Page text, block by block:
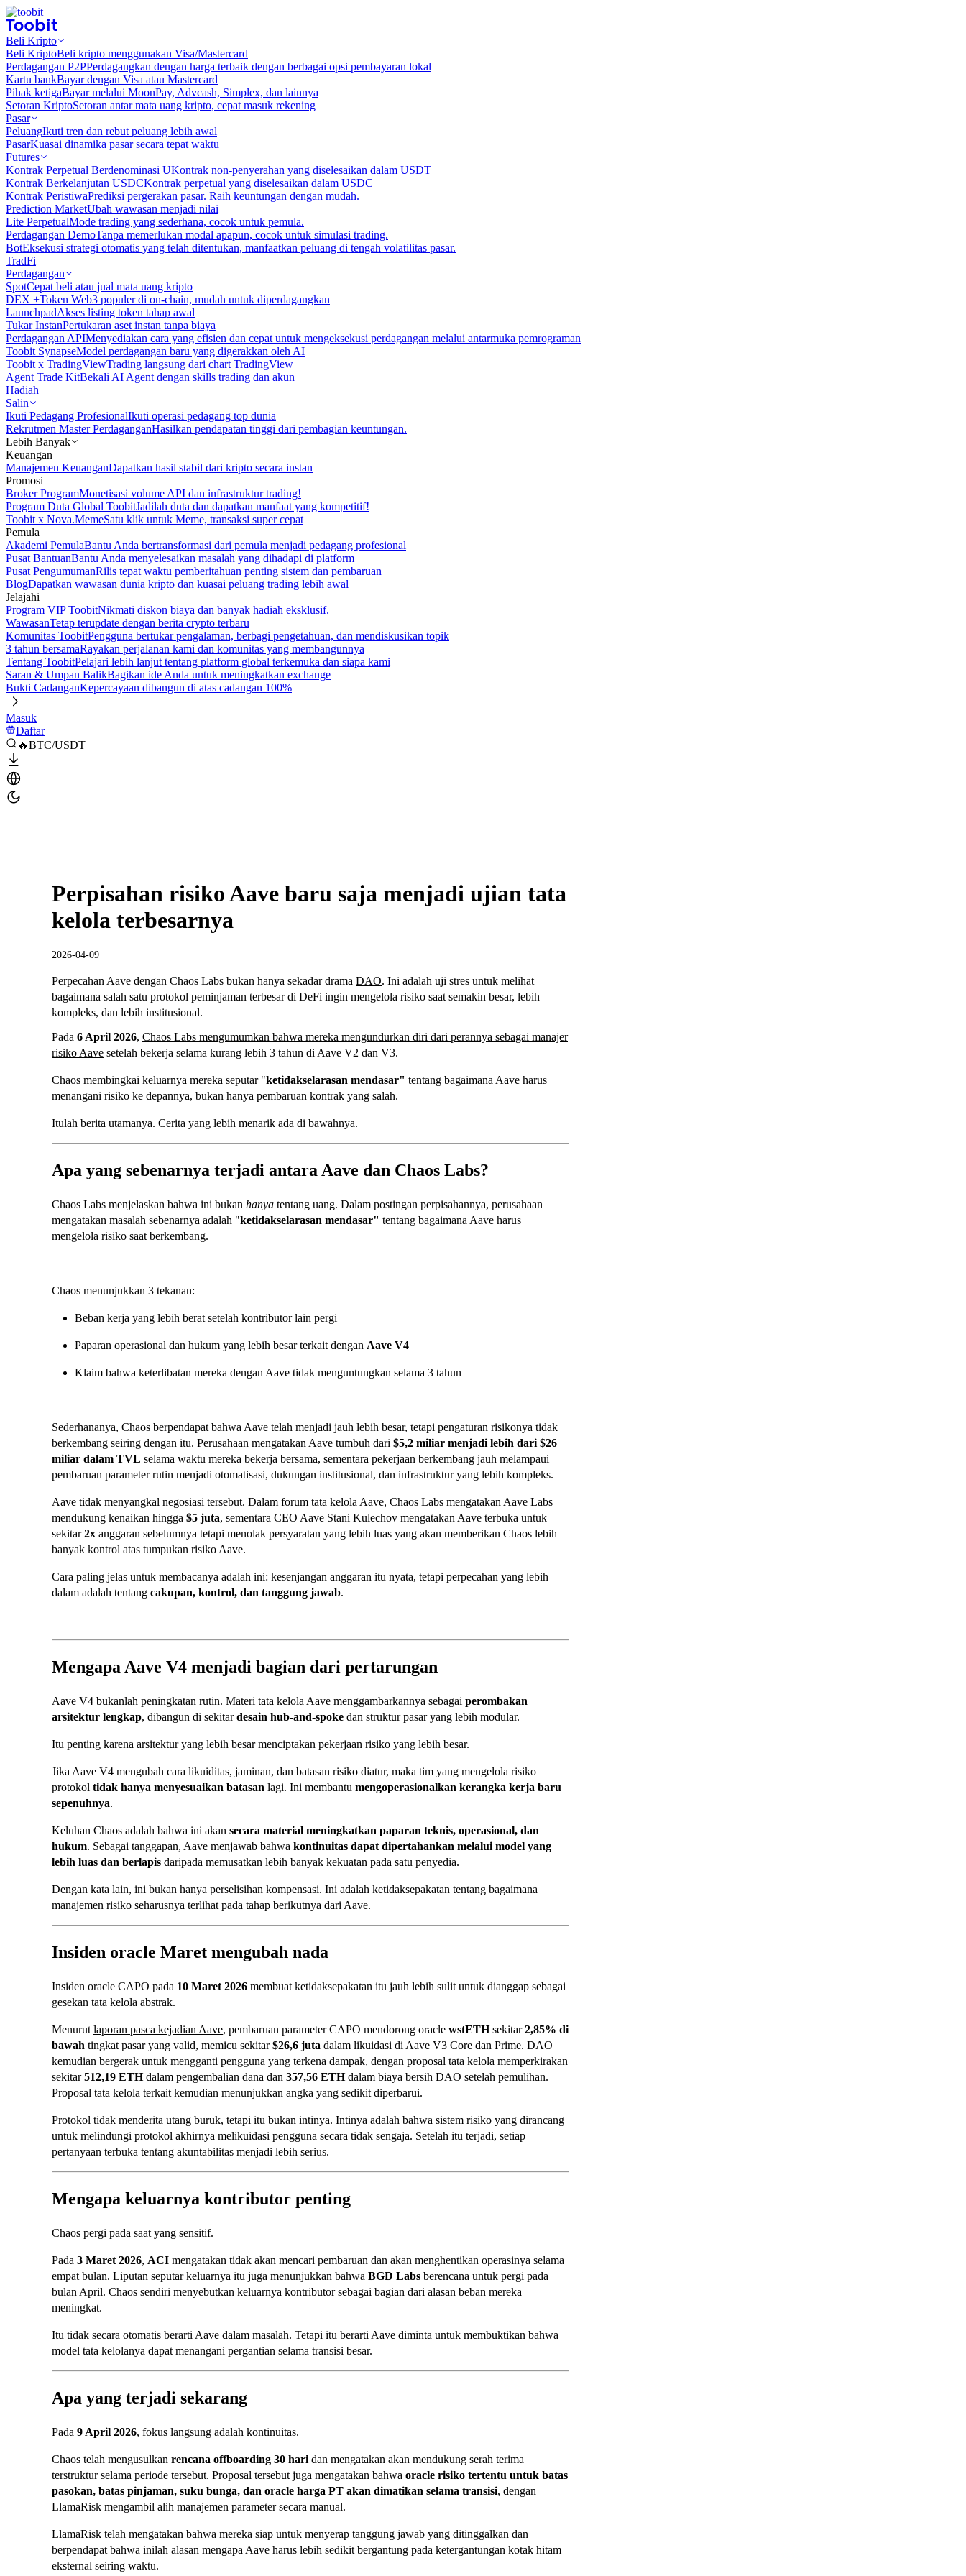
Beli Kripto
Beli KriptoBeli kripto menggunakan Visa/Mastercard
Perdagangan P2PPerdagangkan dengan harga terbaik dengan berbagai opsi pembayaran lokal
Kartu bankBayar dengan Visa atau Mastercard
Pihak ketigaBayar melalui MoonPay, Advcash, Simplex, dan lainnya
Setoran KriptoSetoran antar mata uang kripto, cepat masuk rekening
Pasar
PeluangIkuti tren dan rebut peluang lebih awal
PasarKuasai dinamika pasar secara tepat waktu
Futures
Kontrak Perpetual Berdenominasi UKontrak non-penyerahan yang diselesaikan dalam USDT
Kontrak Berkelanjutan USDCKontrak perpetual yang diselesaikan dalam USDC
Kontrak PeristiwaPrediksi pergerakan pasar. Raih keuntungan dengan mudah.
Prediction MarketUbah wawasan menjadi nilai
Lite PerpetualMode trading yang sederhana, cocok untuk pemula.
Perdagangan DemoTanpa memerlukan modal apapun, cocok untuk simulasi trading.
BotEksekusi strategi otomatis yang telah ditentukan, manfaatkan peluang di tengah volatilitas pasar.
TradFi
Perdagangan
SpotCepat beli atau jual mata uang kripto
DEX +Token Web3 populer di on-chain, mudah untuk diperdagangkan
LaunchpadAkses listing token tahap awal
Tukar InstanPertukaran aset instan tanpa biaya
Perdagangan APIMenyediakan cara yang efisien dan cepat untuk mengeksekusi perdagangan melalui antarmuka pemrograman
Toobit SynapseModel perdagangan baru yang digerakkan oleh AI
Toobit x TradingViewTrading langsung dari chart TradingView
Agent Trade KitBekali AI Agent dengan skills trading dan akun
Hadiah
Salin
Ikuti Pedagang ProfesionalIkuti operasi pedagang top dunia
Rekrutmen Master PerdaganganHasilkan pendapatan tinggi dari pembagian keuntungan.
Lebih Banyak
Keuangan
Manajemen KeuanganDapatkan hasil stabil dari kripto secara instan
Promosi
Broker ProgramMonetisasi volume API dan infrastruktur trading!
Program Duta Global ToobitJadilah duta dan dapatkan manfaat yang kompetitif!
Toobit x Nova.MemeSatu klik untuk Meme, transaksi super cepat
Pemula
Akademi PemulaBantu Anda bertransformasi dari pemula menjadi pedagang profesional
Pusat BantuanBantu Anda menyelesaikan masalah yang dihadapi di platform
Pusat PengumumanRilis tepat waktu pemberitahuan penting sistem dan pembaruan
BlogDapatkan wawasan dunia kripto dan kuasai peluang trading lebih awal
Jelajahi
Program VIP ToobitNikmati diskon biaya dan banyak hadiah eksklusif.
WawasanTetap terupdate dengan berita crypto terbaru
Komunitas ToobitPengguna bertukar pengalaman, berbagi pengetahuan, dan mendiskusikan topik
3 tahun bersamaRayakan perjalanan kami dan komunitas yang membangunnya
Tentang ToobitPelajari lebih lanjut tentang platform global terkemuka dan siapa kami
Saran & Umpan BalikBagikan ide Anda untuk meningkatkan exchange
Bukti CadanganKepercayaan dibangun di atas cadangan 100%
Masuk
Daftar
🔥BTC/USDT
Perpisahan risiko Aave baru saja menjadi ujian tata
kelola terbesarnya
2026-04-09
Perpecahan Aave dengan Chaos Labs bukan hanya sekadar drama DAO. Ini adalah uji stres untuk melihat
bagaimana salah satu protokol peminjaman terbesar di DeFi ingin mengelola risiko saat semakin besar, lebih
kompleks, dan lebih institusional.
Pada 6 April 2026, Chaos Labs mengumumkan bahwa mereka mengundurkan diri dari perannya sebagai manajer
risiko Aave setelah bekerja selama kurang lebih 3 tahun di Aave V2 dan V3.
Chaos membingkai keluarnya mereka seputar "ketidakselarasan mendasar" tentang bagaimana Aave harus
menangani risiko ke depannya, bukan hanya pembaruan kontrak yang salah.
Itulah berita utamanya. Cerita yang lebih menarik ada di bawahnya.
Apa yang sebenarnya terjadi antara Aave dan Chaos Labs?
Chaos Labs menjelaskan bahwa ini bukan hanya tentang uang. Dalam postingan perpisahannya, perusahaan
mengatakan masalah sebenarnya adalah "ketidakselarasan mendasar" tentang bagaimana Aave harus
mengelola risiko saat berkembang.
Chaos menunjukkan 3 tekanan:
Beban kerja yang lebih berat setelah kontributor lain pergi
Paparan operasional dan hukum yang lebih besar terkait dengan Aave V4
Klaim bahwa keterlibatan mereka dengan Aave tidak menguntungkan selama 3 tahun
Sederhananya, Chaos berpendapat bahwa Aave telah menjadi jauh lebih besar, tetapi pengaturan risikonya tidak
berkembang seiring dengan itu. Perusahaan mengatakan Aave tumbuh dari $5,2 miliar menjadi lebih dari $26
miliar dalam TVL selama waktu mereka bekerja bersama, sementara pekerjaan berkembang jauh melampaui
pembaruan parameter rutin menjadi otomatisasi, dukungan institusional, dan infrastruktur yang lebih kompleks.
Aave tidak menyangkal negosiasi tersebut. Dalam forum tata kelola Aave, Chaos Labs mengatakan Aave Labs
mendukung kenaikan hingga $5 juta, sementara CEO Aave Stani Kulechov mengatakan Aave terbuka untuk
sekitar2x anggaran sebelumnya tetapi menolak persyaratan yang lebih luas yang akan memberikan Chaos lebih
banyak kontrol atas tumpukan risiko Aave.
Cara paling jelas untuk membacanya adalah ini: kesenjangan anggaran itu nyata, tetapi perpecahan yang lebih
dalam adalah tentang cakupan, kontrol, dan tanggung jawab.
Mengapa Aave V4 menjadi bagian dari pertarungan
Aave V4 bukanlah peningkatan rutin. Materi tata kelola Aave menggambarkannya sebagai perombakan
arsitektur lengkap, dibangun di sekitardesain hub-and-spoke dan struktur pasar yang lebih modular.
Itu penting karena arsitektur yang lebih besar menciptakan pekerjaan risiko yang lebih besar.
Jika Aave V4 mengubah cara likuiditas, jaminan, dan batasan risiko diatur, maka tim yang mengelola risiko
protokol tidak hanya menyesuaikan batasan lagi. Ini membantu mengoperasionalkan kerangka kerja baru
sepenuhnya.
Keluhan Chaos adalah bahwa ini akan secara material meningkatkan paparan teknis, operasional, dan
hukum. Sebagai tanggapan, Aave menjawab bahwa kontinuitas dapat dipertahankan melalui model yang
lebih luas dan berlapis daripada memusatkan lebih banyak kekuatan pada satu penyedia.
Dengan kata lain, ini bukan hanya perselisihan kompensasi. Ini adalah ketidaksepakatan tentang bagaimana
manajemen risiko seharusnya terlihat pada tahap berikutnya dari Aave.
Insiden oracle Maret mengubah nada
Insiden oracle CAPO pada 10 Maret 2026 membuat ketidaksepakatan itu jauh lebih sulit untuk dianggap sebagai
gesekan tata kelola abstrak.
Menurut laporan pasca kejadian Aave, pembaruan parameter CAPO mendorong oracle wstETHsekitar2,85% di
bawah tingkat pasar yang valid, memicu sekitar$26,6 juta dalam likuidasi di Aave V3 Core dan Prime. DAO
kemudian bergerak untuk mengganti pengguna yang terkena dampak, dengan proposal tata kelola memperkirakan
sekitar512,19 ETHdalam pengembalian dana dan 357,56 ETHdalam biaya bersih DAO setelah pemulihan.
Proposal tata kelola terkait kemudian menunjukkan angka yang sedikit diperbarui.
Protokol tidak menderita utang buruk, tetapi itu bukan intinya. Intinya adalah bahwa sistem risiko yang dirancang
untuk melindungi protokol akhirnya melikuidasi pengguna secara tidak sengaja. Setelah itu terjadi, setiap
pertanyaan terbuka tentang akuntabilitas menjadi lebih serius.
Mengapa keluarnya kontributor penting
Chaos pergi pada saat yang sensitif.
Pada 3 Maret 2026, ACI mengatakan tidak akan mencari pembaruan dan akan menghentikan operasinya selama
empat bulan. Liputan seputar keluarnya itu juga menunjukkan bahwa BGD Labs berencana untuk pergi pada
bulan April. Chaos sendiri menyebutkan keluarnya kontributor sebagai bagian dari alasan beban mereka
meningkat.
Itu tidak secara otomatis berarti Aave dalam masalah. Tetapi itu berarti Aave diminta untuk membuktikan bahwa
model tata kelolanya dapat menangani pergantian selama transisi besar.
Apa yang terjadi sekarang
Pada 9 April 2026, fokus langsung adalah kontinuitas.
Chaos telah mengusulkan rencana offboarding 30 hari dan mengatakan akan mendukung serah terima
terstruktur selama periode tersebut. Proposal tersebut juga mengatakan bahwa oracle risiko tertentu untuk batas
pasokan, batas pinjaman, suku bunga, dan oracle harga PT akan dimatikan selama transisi, dengan
LlamaRisk mengambil alih manajemen parameter secara manual.
LlamaRisk telah mengatakan bahwa mereka siap untuk menyerap tanggung jawab yang ditinggalkan dan
berpendapat bahwa inilah alasan mengapa Aave harus lebih sedikit bergantung pada ketergantungan kotak hitam
eksternal seiring waktu.